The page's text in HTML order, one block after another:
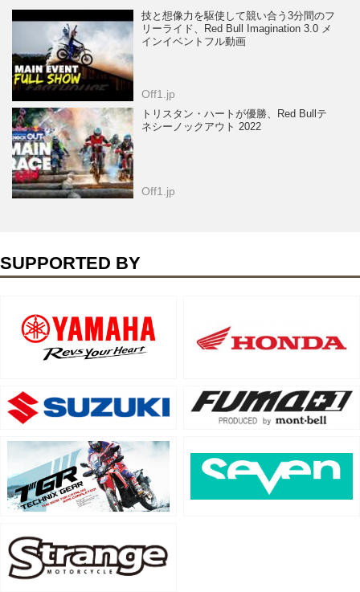
技と想像力を駆使して競い合う3分間のフ
リーライド、Red Bull Imagination 3.0 メ
インイベントフル動画
Off1.jp
トリスタン・ハートが優勝、Red Bullテ
ネシーノックアウト 2022
Off1.jp
SUPPORTED BY